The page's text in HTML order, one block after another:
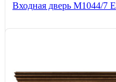
Входная дверь М1044/7 Е